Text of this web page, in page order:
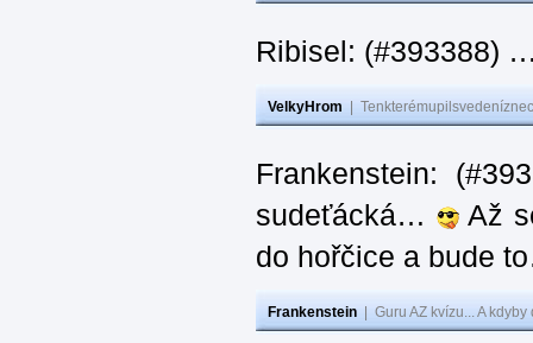
Ribisel: (#393388)
VelkyHrom
Frankenstein:
sudeťácká…
Až
do hořčice a bude
Frankenstein Guru AZ kvízu... A